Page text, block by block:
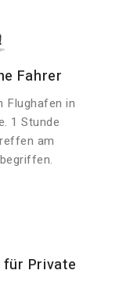
Fahrer
Flughafen in
1 Stunde
am
Private